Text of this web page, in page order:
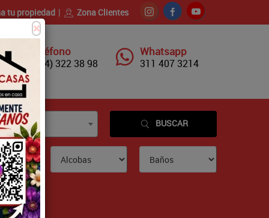
tu propiedad Zona Clientes
Teléfono
(604) 322 38 98
Whatsapp
311 407 3214
BUSCAR
×